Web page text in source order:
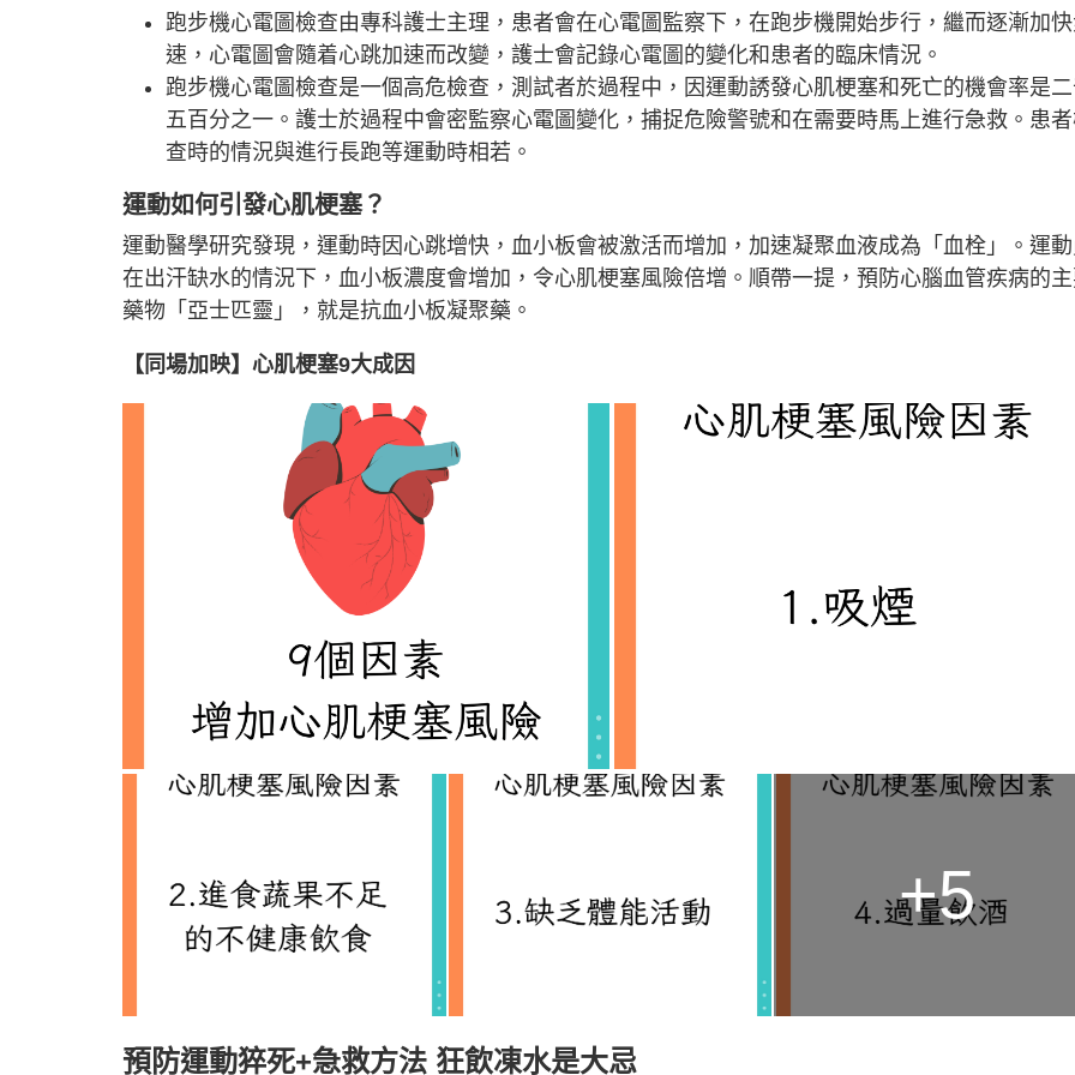
跑步機心電圖檢查由專科護士主理，患者會在心電圖監察下，在跑步機開始步行，繼而逐漸加
速，心電圖會隨着心跳加速而改變，護士會記錄心電圖的變化和患者的臨床情況。
跑步機心電圖檢查是一個高危檢查，測試者於過程中，因運動誘發心肌梗塞和死亡的機會率是
五百分之一。護士於過程中會密監察心電圖變化，捕捉危險警號和在需要時馬上進行急救。患
查時的情況與進行長跑等運動時相若。
運動如何引發心肌梗塞？
運動醫學研究發現，運動時因心跳增快，血小板會被激活而增加，加速凝聚血液成為「血栓」。運動
在出汗缺水的情況下，血小板濃度會增加，令心肌梗塞風險倍增。順帶一提，預防心腦血管疾病的
藥物「亞士匹靈」，就是抗血小板凝聚藥。
【同場加映】心肌梗塞9大成因
+5
預防運動猝死+急救方法 狂飲凍水是大忌